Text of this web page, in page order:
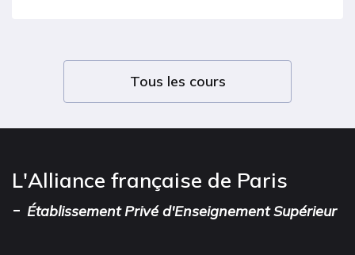
Tous les cours
L'Alliance française de Paris
- Établissement Privé d'Enseignement Supérieur